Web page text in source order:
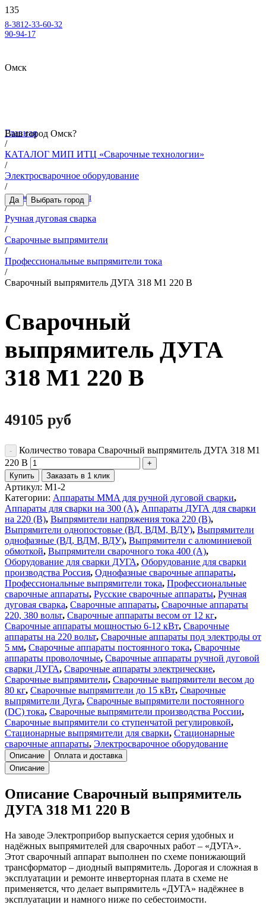
8-3812-33-60-32
90-94-17
Омск
Ваш город Омск?
Да Выбрать город
Главная
/
КАТАЛОГ МИП ИТЦ «Сварочные технологии»
/
Электросварочное оборудование
/
Сварочные аппараты
/
Ручная дуговая сварка
/
Сварочные выпрямители
/
Профессиональные выпрямители тока
/
Сварочный выпрямитель ДУГА 318 М1 220 В
Сварочный
выпрямитель ДУГА
318 М1 220 В
49105 руб
Количество товара Сварочный выпрямитель ДУГА 318 М1
220 В
Купить Заказать в 1 клик
Артикул: М1-2
Категории: Аппараты MMA для ручной дуговой сварки,
Аппараты для сварки на 300 (А), Аппараты ДУГА для сварки
на 220 (В), Выпрямители напряжения тока 220 (В),
Выпрямители однопостовые (ВД, ВДМ, ВДУ), Выпрямители
однофазные (ВД, ВДМ, ВДУ), Выпрямители с алюминиевой
обмоткой, Выпрямители сварочного тока 400 (А),
Оборудование для сварки ДУГА, Оборудование для сварки
производства Россия, Однофазные сварочные аппараты,
Профессиональные выпрямители тока, Профессиональные
сварочные аппараты, Русские сварочные аппараты, Ручная
дуговая сварка, Сварочные аппараты, Сварочные аппараты
220, 380 вольт, Сварочные аппараты весом от 12 кг,
Сварочные аппараты мощностью 6-12 кВт, Сварочные
аппараты на 220 вольт, Сварочные аппараты под электроды от
5 мм, Сварочные аппараты постоянного тока, Сварочные
аппараты проволочные, Сварочные аппараты ручной дуговой
сварки ДУГА, Сварочные аппараты электрические,
Сварочные выпрямители, Сварочные выпрямители весом до
80 кг, Сварочные выпрямители до 15 кВт, Сварочные
выпрямители Дуга, Сварочные выпрямители постоянного
(DC) тока, Сварочные выпрямители производства России,
Сварочные выпрямители со ступенчатой регулировкой,
Стационарные выпрямители для сварки, Стационарные
сварочные аппараты, Электросварочное оборудование
Описание
Оплата и доставка
Описание
Описание Сварочный выпрямитель
ДУГА 318 М1 220 В
На заводе Электроприбор выпускается серия удобных и
надёжных выпрямителей для сварочных работ – «ДУГА».
Этот сварочный аппарат выполнен по схеме понижающий
трансформатор – диодный выпрямитель. Дорогая и сложная в
эксплуатации и ремонте инверторная плата в схеме не
применяется, что делает выпрямитель «ДУГА» надёжнее в
эксплуатации и намного ниже по себестоимости.